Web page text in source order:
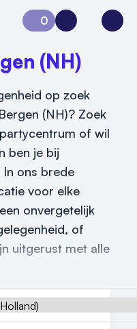
0
Aanvraag 0Inloggen
(NH)
op zoek
(NH)? Zoek
of wil
ben je bij
In ons brede
voor elke
onvergetelijk
of
uitgerust met alle